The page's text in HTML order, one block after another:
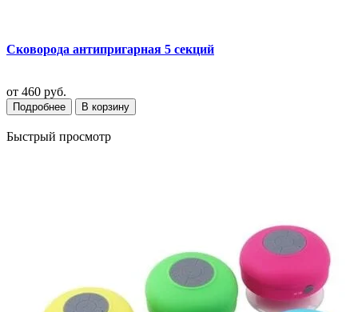
Сковорода антипригарная 5 секций
от 460 руб.
Подробнее В корзину
Быстрый просмотр